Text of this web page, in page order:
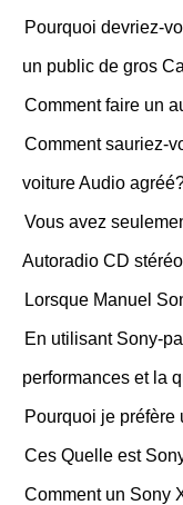
Pourquoi devriez-
un public de gros
Comment faire un
Comment sauriez-
voiture Audio
Vous avez
Autoradio CD
Lorsque Manuel
En utilisant Sony-
performances et la
Pourquoi je préfère
Ces Quelle est
Comment un Sony